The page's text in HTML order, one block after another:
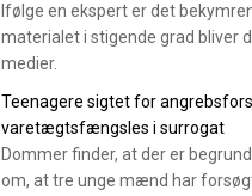
Ifølge en ekspert er det
materialet i stigende grad bliver
medier.
Teenagere sigtet for
varetægtsfængsles i surrogat
Dommer finder, at der er
om, at tre unge mænd har